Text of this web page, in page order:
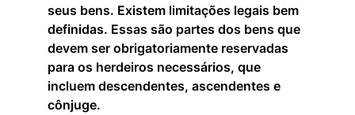
seus bens. Existem limitações legais bem
definidas. Essas são partes dos bens que
devem ser obrigatoriamente reservadas
para os herdeiros necessários, que
incluem descendentes, ascendentes e
cônjuge.